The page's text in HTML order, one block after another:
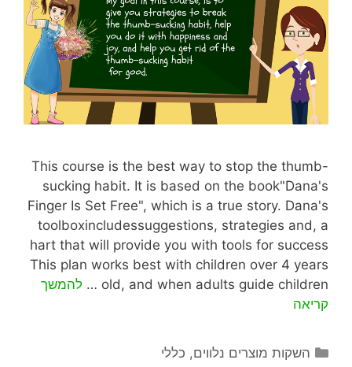
This course is the best way to stop the thumb-
sucking habit. It is based on the book"Dana's
Finger Is Set Free", which is a true story. Dana's
toolboxincludessuggestions, strategies and, a
hart that will provide you with tools for success
This plan works best with children over 4 years
old, and when adults guide children …
להמשך
קריאה
השקות מוצרים נלווים, כללי